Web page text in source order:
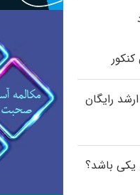
رایگان
یکی باشد؟